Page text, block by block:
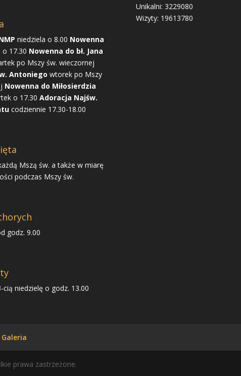
niedziela o 8.00 Nowenna
o 17.30 Nowenna do bł. Jana
po Mszy św. wieczornej
Antoniegowtorek po Mszy
Nowenna do Miłosierdzia
o 17.30 Adoracja Najśw.
codziennie 17.30-18.00
Mszą św. a także w miarę
podczas Mszy św.
godz. 9.00
cią niedzielę o godz. 13.00
Unikalni: 3229080
Wizyty: 19613780
Galeria
prawa zastrzeżone.